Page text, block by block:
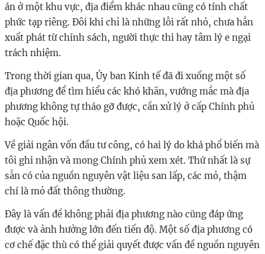
án ở một khu vực, địa điểm khác nhau cũng có tính chất
phức tạp riêng. Đôi khi chỉ là những lỗi rất nhỏ, chưa hẳn
xuất phát từ chính sách, người thực thi hay tâm lý e ngại
trách nhiệm.
Trong thời gian qua, Ủy ban Kinh tế đã đi xuống một số
địa phương để tìm hiểu các khó khăn, vướng mắc mà địa
phương không tự tháo gỡ được, cần xử lý ở cấp Chính phủ
hoặc Quốc hội.
Về giải ngân vốn đầu tư công, có hai lý do khá phổ biến mà
tôi ghi nhận và mong Chính phủ xem xét. Thứ nhất là sự
sẵn có của nguồn nguyên vật liệu san lấp, các mỏ, thậm
chí là mỏ đất thông thường.
Đây là vấn đề không phải địa phương nào cũng đáp ứng
được và ảnh hưởng lớn đến tiến độ. Một số địa phương có
cơ chế đặc thù có thể giải quyết được vấn đề nguồn nguyên